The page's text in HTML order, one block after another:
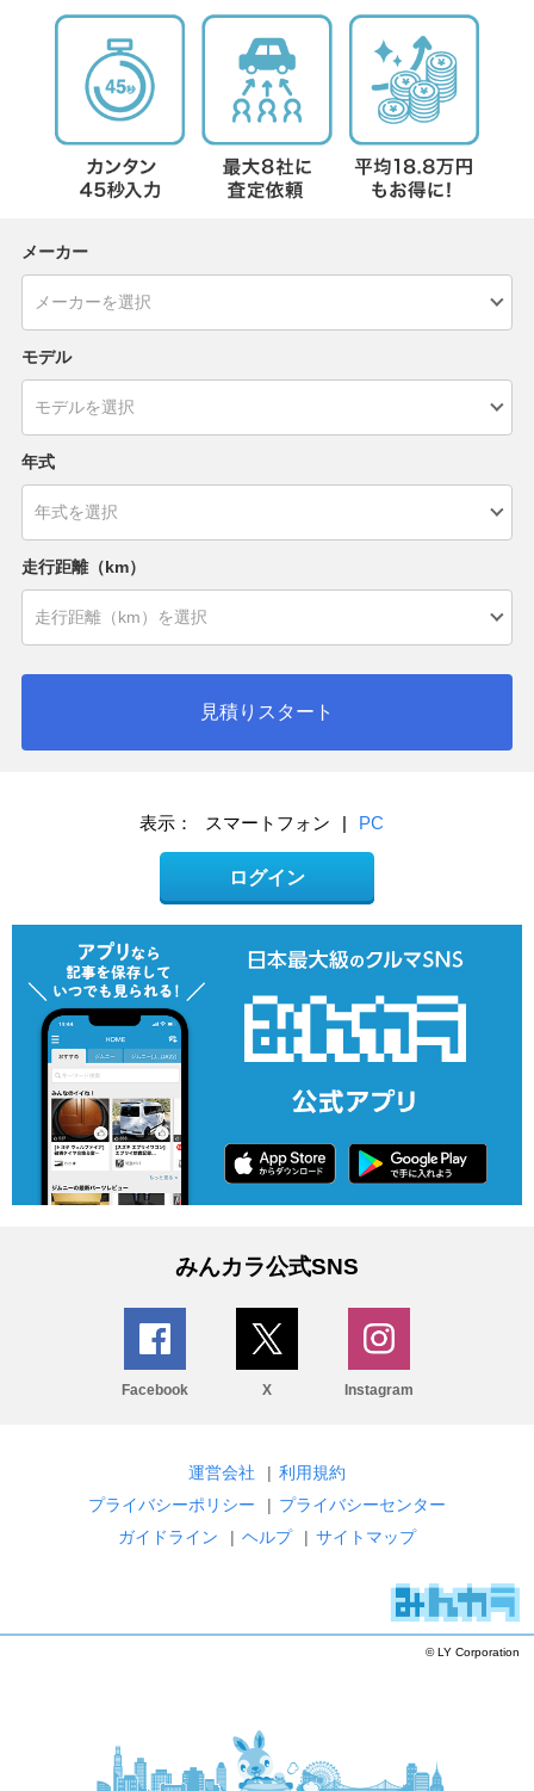
メーカー
モデル
年式
走行距離（km）
見積りスタート
表示： スマートフォン | PC
ログイン
みんカラ公式SNS
Facebook X Instagram
運営会社 | 利用規約
プライバシーポリシー
| プライバシーセンター
ガイドライン
| ヘルプ | サイトマップ
© LY Corporation